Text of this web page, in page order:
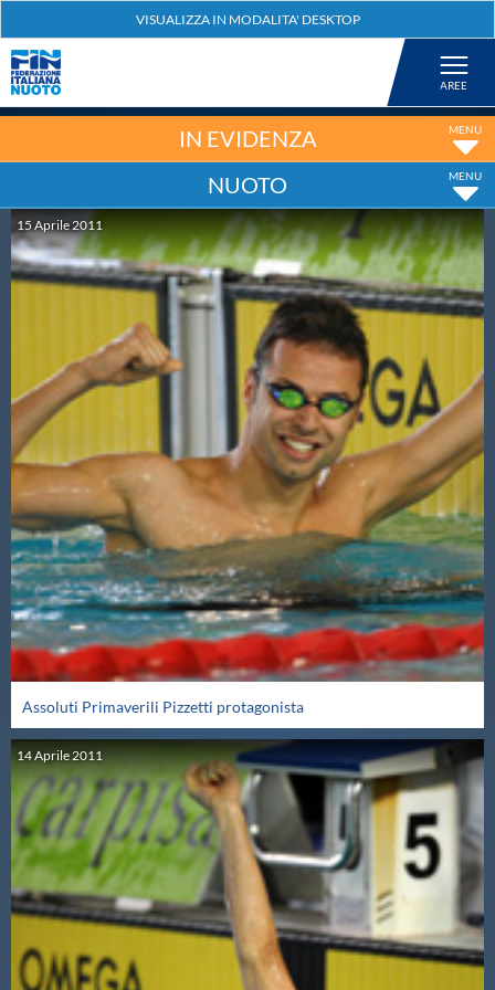
Nuoto
Tuffi
Artistico
Fondo
Salvamento
Master
Formazione
GUG
Scuole Nuoto
Propaganda
Centri Federali
Area Legislativa
IN EVIDENZA
NUOTO
15 Aprile2011
Assoluti Primaverili Pizzetti protagonista
14Aprile2011